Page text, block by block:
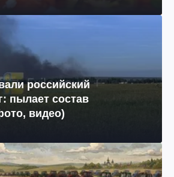
российский
пылает состав
видео)